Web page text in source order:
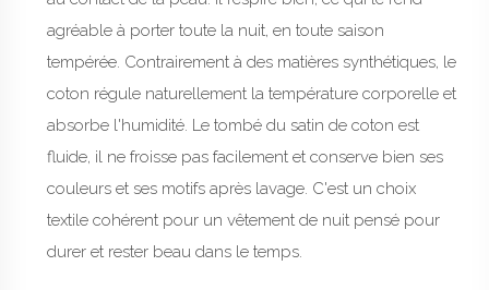
agréable à porter toute la nuit, en toute saison
tempérée. Contrairement à des matières synthétiques, le
coton régule naturellement la température corporelle et
absorbe l'humidité. Le tombé du satin de coton est
fluide, il ne froisse pas facilement et conserve bien ses
couleurs et ses motifs après lavage. C'est un choix
textile cohérent pour un vêtement de nuit pensé pour
durer et rester beau dans le temps.